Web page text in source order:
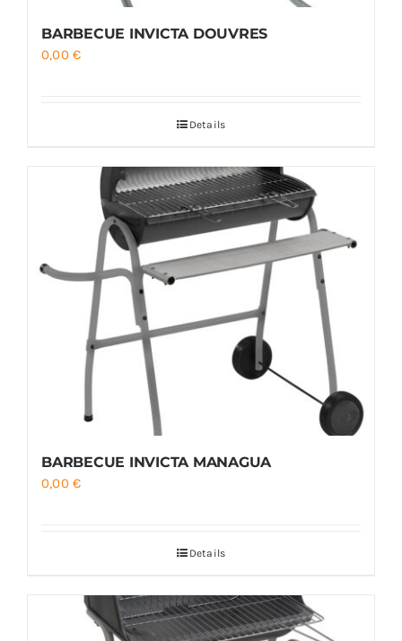
BARBECUE INVICTA DOUVRES
0,00€
Details
BARBECUE INVICTA MANAGUA
0,00€
Details